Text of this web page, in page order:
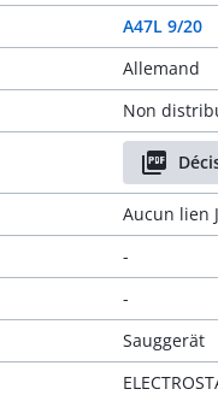
A47L 9/20
Allemand
Non
Aucun lien
-
-
Sauggerät